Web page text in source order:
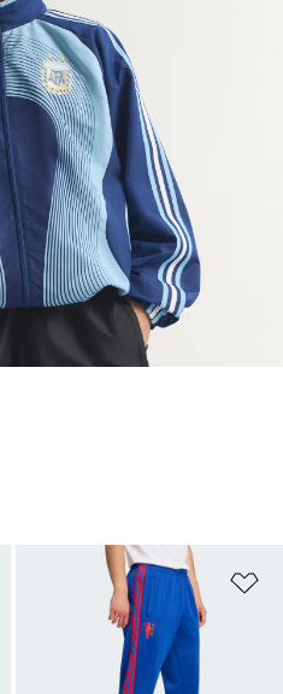
Añadir a la lista de deseos